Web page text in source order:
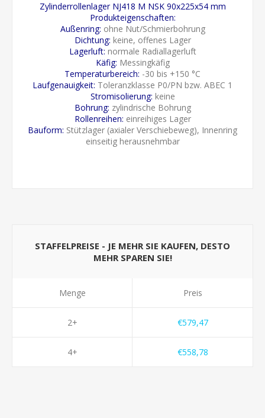
Zylinderrollenlager NJ418 M NSK 90x225x54 mm
Produkteigenschaften:
Außenring: ohne Nut/Schmierbohrung
Dichtung: keine, offenes Lager
Lagerluft: normale Radiallagerluft
Käfig: Messingkäfig
Temperaturbereich: -30 bis +150 °C
Laufgenauigkeit: Toleranzklasse P0/PN bzw. ABEC 1
Stromisolierung: keine
Bohrung: zylindrische Bohrung
Rollenreihen: einreihiges Lager
Bauform: Stützlager (axialer Verschiebeweg), Innenring
einseitig herausnehmbar
STAFFELPREISE - JE MEHR SIE KAUFEN, DESTO
MEHR SPAREN SIE!
Menge
2+
4+
Preis
€579,47
€558,78